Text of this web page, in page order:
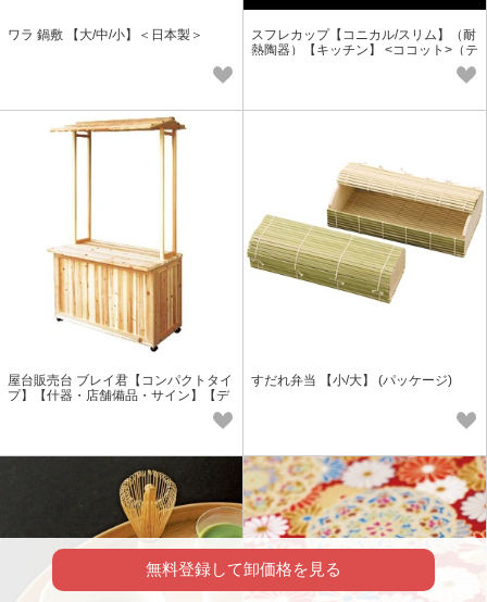
ワラ 鍋敷 【大/中/小】＜日本製＞
スフレカップ【コニカル/スリム】（耐
熱陶器）【キッチン】 <ココット>（テ
屋台販売台 ブレイ君【コンパクトタイ
プ】【什器・店舗備品・サイン】【デ
すだれ弁当 【小/大】 (パッケージ)
無料登録して卸価格を見る